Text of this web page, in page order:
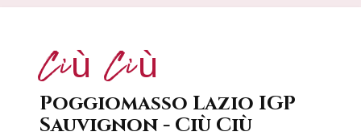
Ciù Ciù
Poggiomasso Lazio IGP
Sauvignon - Ciù Ciù